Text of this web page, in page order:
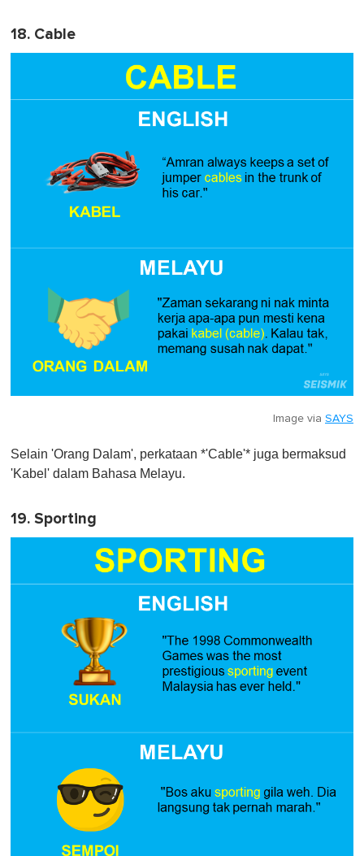
18. Cable
Image via SAYS
Selain 'Orang Dalam', perkataan *'Cable'* juga bermaksud
'Kabel' dalam Bahasa Melayu.
19. Sporting